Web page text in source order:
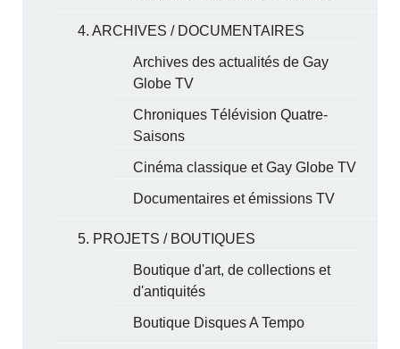
4. ARCHIVES / DOCUMENTAIRES
Archives des actualités de Gay
Globe TV
Chroniques Télévision Quatre-
Saisons
Cinéma classique et Gay Globe TV
Documentaires et émissions TV
5. PROJETS / BOUTIQUES
Boutique d'art, de collections et
d'antiquités
Boutique Disques A Tempo